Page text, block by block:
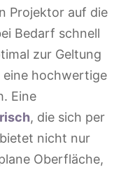
Projektor auf die
Bedarf schnell
zur Geltung
eine hochwertige
Eine
, die sich per
nicht nur
Oberfläche,